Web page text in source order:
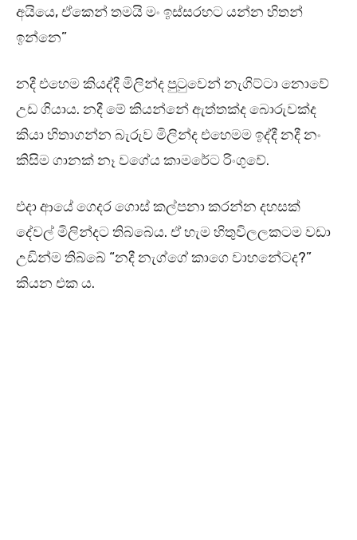
අයියෙ, ඒකෙන් තමයි මං ඉස්සරහට යන්න හිතන්
ඉන්නෙ”
නදී එහෙම කියද්දී මිලින්ද පුටුවෙන් නැගිට්ටා නොවේ
උඩ ගියාය. නදී මේ කියන්නේ ඇත්තක්ද බොරුවක්ද
කියා හිතාගන්න බැරුව මිලින්ද එහෙමම ඉද්දී නදී නං
කිසිම ගානක් නෑ වගේය කාමරේට රිංගුවේ.
එදා ආයේ ගෙදර ගොස් කල්පනා කරන්න දහසක්
දේවල් මිලින්දට තිබ්බේය. ඒ හැම හිතුවිලලකටම වඩා
උඩින්ම තිබ්බේ “නදී නැග්ගේ කාගෙ වාහනේටද?”
කියන එක ය.